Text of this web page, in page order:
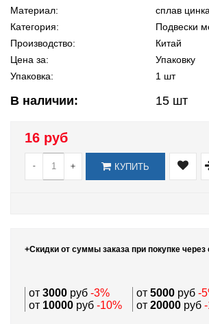
Материал:
сплав цинка
Категория:
Подвески
Производство:
Китай
Цена за:
Упаковку
Упаковка:
1 шт
В наличии: 15 шт
16 руб
- + КУПИТЬ
+Скидки от суммы заказа при покупке через
от 3000 руб -3% от 5000 руб -
от 10000 руб -10% от 20000 руб